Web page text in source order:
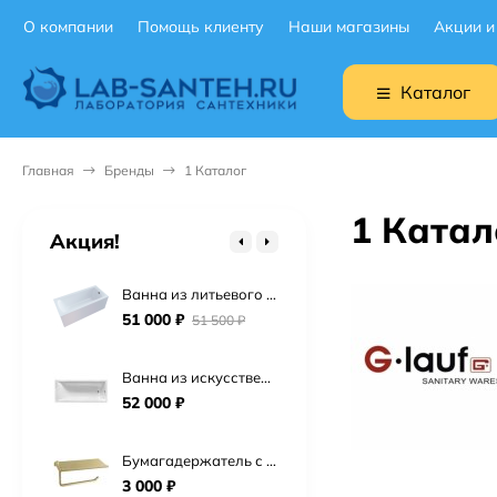
О компании Помощь клиенту Наши магазины Акции
Каталог
Главная Бренды 1 Каталог
1
Акция!
Ванна из литьевого мрамора Астра-Форм Нью-Форм 170х75 см.
51 000 ₽ 51 500₽
Ванна из искусственного камня Астра-Форм Нейт 170х70
52 000 ₽
Бумагадержатель с полочкой Vivi Felice FL 1039 ORO OPACO матовое золото
3 000 ₽